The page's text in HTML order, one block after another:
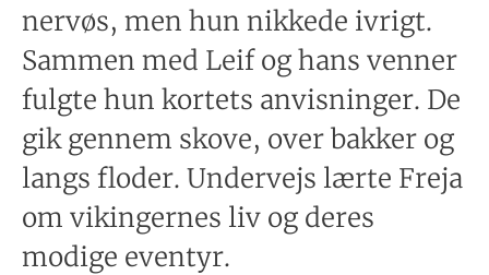
nervøs, men hun nikkede ivrigt.
Sammen med Leif og hans venner
fulgte hun kortets anvisninger. De
gik gennem skove, over bakker og
langs floder. Undervejs lærte Freja
om vikingernes liv og deres
modige eventyr.